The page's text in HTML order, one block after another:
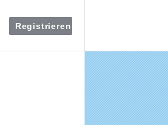
Registrieren